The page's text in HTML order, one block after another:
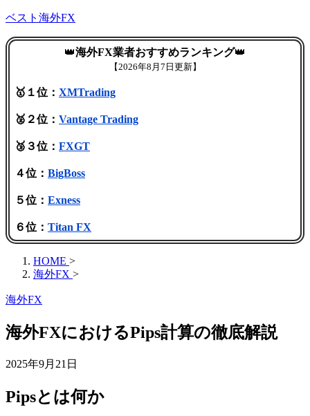
ベスト海外FX
👑海外FX業者おすすめランキング👑
【2026年8月7日更新】
🥇１位： XMTrading
🥈２位： Vantage Trading
🥉３位： FXGT
４位： BigBoss
５位： Exness
６位： Titan FX
HOME >
海外FX >
海外FX
海外FXにおけるPips計算の徹底解説
2025年9月21日
Pipsとは何か